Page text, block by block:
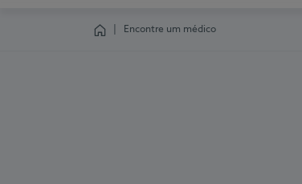
Encontre um médico